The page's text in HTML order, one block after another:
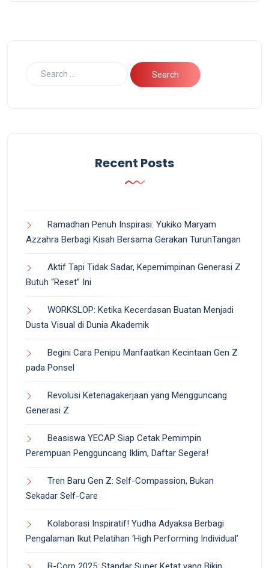
Recent Posts
Ramadhan Penuh Inspirasi: Yukiko Maryam
Azzahra Berbagi Kisah Bersama Gerakan TurunTangan
Aktif Tapi Tidak Sadar, Kepemimpinan Generasi Z
Butuh “Reset” Ini
WORKSLOP: Ketika Kecerdasan Buatan Menjadi
Dusta Visual di Dunia Akademik
Begini Cara Penipu Manfaatkan Kecintaan Gen Z
pada Ponsel
Revolusi Ketenagakerjaan yang Mengguncang
Generasi Z
Beasiswa YECAP Siap Cetak Pemimpin
Perempuan Pengguncang Iklim, Daftar Segera!
Tren Baru Gen Z: Self-Compassion, Bukan
Sekadar Self-Care
Kolaborasi Inspiratif! Yudha Adyaksa Berbagi
Pengalaman Ikut Pelatihan ‘High Performing Individual’